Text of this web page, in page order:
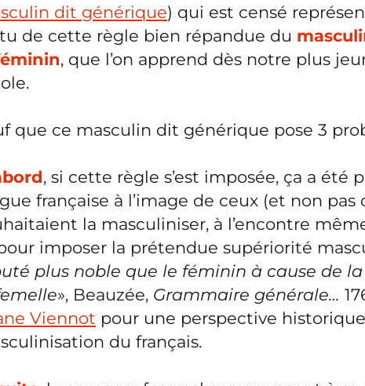
dit générique) qui est censé
de cette règle bien répandue du
, que l’on apprend dès notre plus
que ce masculin dit générique pose 3
, si cette règle s’est imposée, ça a été
française à l’image de ceux (et non pas
la masculiniser, à l’encontre
imposer la prétendue supériorité
plus noble que le féminin à cause de
», Beauzée, Grammaire générale…
Viennot pour une perspective
du français.